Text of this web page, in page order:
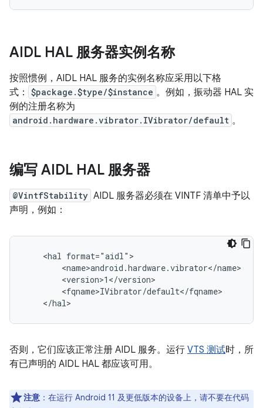
AIDL HAL 服务器实例名称
按照惯例，AIDL HAL 服务的实例名称应采用以下格
式：
$package.$type/$instance 。例如，振动器 HAL 实
例的注册名称为
android.hardware.vibrator.IVibrator/default 。
编写 AIDL HAL 服务器
@VintfStability AIDL 服务器必须在 VINTF 清单中予以
声明，例如：
    <hal format="aidl">
        <name>android.hardware.vibrator</name>
        <version>1</version>
        <fqname>IVibrator/default</fqname>
否则，它们应该正常注册 AIDL 服务。运行 VTS 测试时，所
有已声明的 AIDL HAL 都应该可用。
注意 ：在运行 Android 11 及更低版本的设备上，请不要在代码